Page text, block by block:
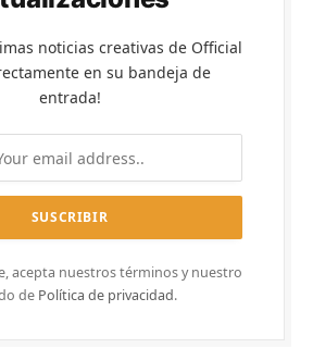
noticias creativas de Official
en su bandeja de
entrada!
acepta nuestros términos y nuestro
de Política de privacidad.